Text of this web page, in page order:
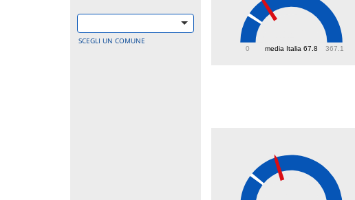
SCEGLI UN COMUNE
media Italia 67.8
0 367.1